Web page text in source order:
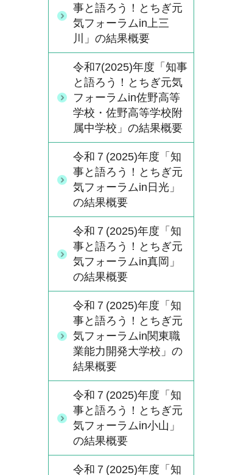
事と語ろう！とちぎ元
気フォーラムin上三
川」の結果概要
令和7(2025)年度「知事
と語ろう！とちぎ元気
フォーラムin佐野高等
学校・佐野高等学校附
属中学校」の結果概要
令和７(2025)年度「知
事と語ろう！とちぎ元
気フォーラムin日光」
の結果概要
令和７(2025)年度「知
事と語ろう！とちぎ元
気フォーラムin真岡」
の結果概要
令和７(2025)年度「知
事と語ろう！とちぎ元
気フォーラムin関東職
業能力開発大学校」の
結果概要
令和７(2025)年度「知
事と語ろう！とちぎ元
気フォーラムin小山」
の結果概要
令和７(2025)年度「知